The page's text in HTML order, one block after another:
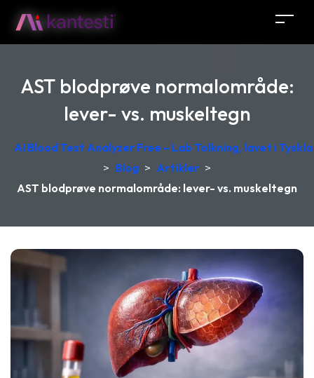
AST blodprøve normalområde:
lever- vs. muskeltegn
AI Blood Test Analyzer Free – Lab Tolkning, lavet i
> Blog > Artikler >
AST blodprøve normalområde: lever- vs. muskeltegn